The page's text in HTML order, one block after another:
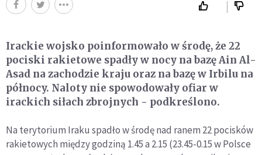
Irackie wojsko poinformowało w środę, że 22
pociski rakietowe spadły w nocy na bazę Ain Al-
Asad na zachodzie kraju oraz na bazę w Irbilu na
północy. Naloty nie spowodowały ofiar w
irackich siłach zbrojnych - podkreślono.
Na terytorium Iraku spadło w środę nad ranem 22 pocisków
rakietowych między godziną 1.45 a 2.15 (23.45-0.15 w Polsce